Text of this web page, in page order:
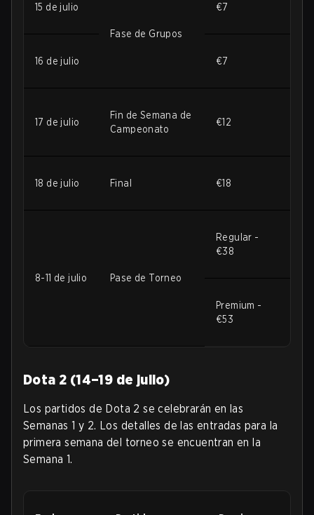
15 de julio
Fase de Grupos
€7
16 de julio €7
17 de julio
Fin de Semana de
Campeonato
€12
18 de julio Final €18
8-11 de julio Pase de Torneo
Regular -
€38
Premium -
€53
Dota 2 (14–19 de julio)
Los partidos de Dota 2 se celebrarán en las
Semanas 1 y 2. Los detalles de las entradas para la
primera semana del torneo se encuentran en la
Semana 1.